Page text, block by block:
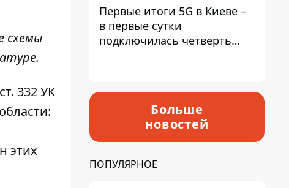
схемы
332 УК
этих
Первые итоги 5G в Киеве –
в первые сутки
подключилась четверть
Больше
новостей
ПОПУЛЯРНОЕ